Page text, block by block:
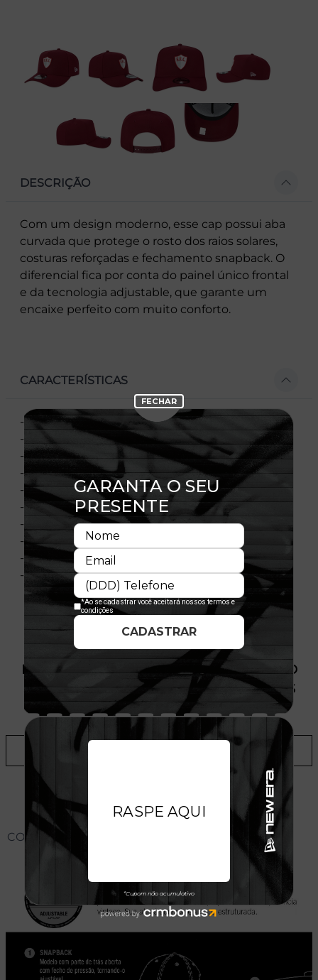
DESCRIÇÃO
Com um design moderno, esse cap possui aba
curvada que protege o rosto dos raios solares,
costuras reforçadas e fechamento snapback. O
diferencial fica por conta do painel único frontal
e da tecnologia adjustable, que garante um
encaixe perfeito com muito conforto.
CARACTERÍSTICAS
- Aba curva
- Painel frontal único estruturado
- Ajustável
- Fechamento tipo Snapback
- Bordado frontal
- Flag New Era bordada na lateral esquerda
- Material: Sarja
- Composição: 100% Poliéster
- Licença oficial
- Importado
PRODUTO SEM ESTOQUE DÍSPONÍVEL NO
SITE, CONSULTE A DISPONIBILIDADE NAS
LOJAS
ADICIONAR A LISTA DE DESEJOS
CONHEÇA O MODELO DO BONÉ